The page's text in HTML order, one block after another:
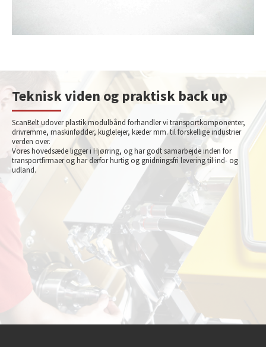
Teknisk viden og praktisk back up
ScanBelt udover plastik modulbånd forhandler vi transportkomponenter,
drivremme, maskinfødder, kuglelejer, kæder mm. til forskellige industrier
verden over.
Vores hovedsæde ligger i Hjørring, og har godt samarbejde inden for
transportfirmaer og har derfor hurtig og gnidningsfri levering til ind- og
udland.